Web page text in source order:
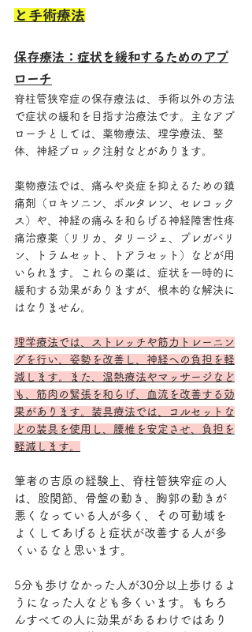
と手術療法
保存療法：症状を緩和するためのアプ
ローチ
脊柱管狭窄症の保存療法は、手術以外の方法
で症状の緩和を目指す治療法です。主なアプ
ローチとしては、薬物療法、理学療法、整
体、神経ブロック注射などがあります。
薬物療法では、痛みや炎症を抑えるための鎮
痛剤（ロキソニン、ボルタレン、セレコック
ス）や、神経の痛みを和らげる神経障害性疼
痛治療薬（リリカ、タリージェ、プレガバリ
ン、トラムセット、トアラセット）などが用
いられます。これらの薬は、症状を一時的に
緩和する効果がありますが、根本的な解決に
はなりません。
理学療法では、ストレッチや筋力トレーニン
グを行い、姿勢を改善し、神経への負担を軽
減します。また、温熱療法やマッサージなど
も、筋肉の緊張を和らげ、血流を改善する効
果があります。装具療法では、コルセットな
どの装具を使用し、腰椎を安定させ、負担を
軽減します。
筆者の吉原の経験上、脊柱管狭窄症の人
は、股関節、骨盤の動き、胸郭の動きが
悪くなっている人が多く、その可動域を
よくしてあげると症状が改善する人が多
くいるなと思います。
5分も歩けなかった人が30分以上歩けるよ
うになった人なども多くいます。もちろ
んすべての人に効果があるわけではあり